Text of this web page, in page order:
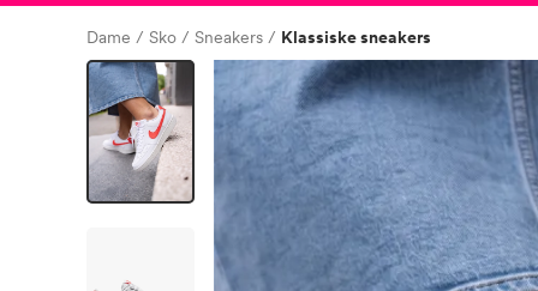
Dame Sko Sneakers Klassiske sneakers